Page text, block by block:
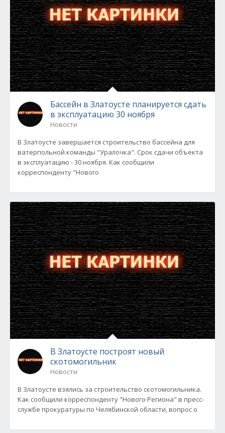
Бассейн в Златоусте планируется сдать
в эксплуатацию 30 ноября
Новости
В Златоусте завершается строительство бассейна для
ватерпольной команды "Уралочка". Срок сдачи объекта
в эксплуатацию - 30 ноября. Как сообщили
корреспонденту "Нового
В Златоусте построят новый
скотомогильник
Новости
В Златоусте взялись за строительство скотомогильника.
Как сообщили корреспонденту "Нового Региона" в пресс-
службе прокуратуры по Челябинской области, вопрос о